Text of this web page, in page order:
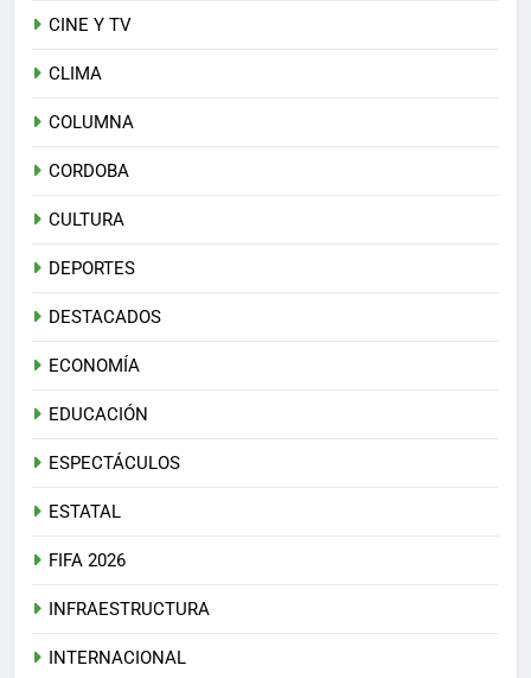
CINE Y TV
CLIMA
COLUMNA
CORDOBA
CULTURA
DEPORTES
DESTACADOS
ECONOMÍA
EDUCACIÓN
ESPECTÁCULOS
ESTATAL
FIFA 2026
INFRAESTRUCTURA
INTERNACIONAL